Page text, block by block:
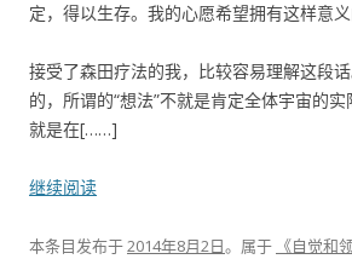
定，得以生存。我的心愿希望拥有这样意
接受了森田疗法的我，比较容易理解这段
的，所谓的“想法”不就是肯定全体宇宙的
就是在[……]
继续阅读
本条目发布于2014年8月2日。属于 《自觉和